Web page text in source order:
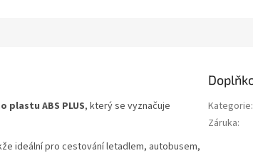
plastu ABS PLUS, který se vyznačuje
ideální pro cestování letadlem, autobusem,
Kategorie:
Záruka: